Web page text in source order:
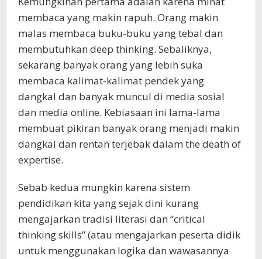
membaca yang makin rapuh. Orang makin
malas membaca buku-buku yang tebal dan
membutuhkan deep thinking. Sebaliknya,
sekarang banyak orang yang lebih suka
membaca kalimat-kalimat pendek yang
dangkal dan banyak muncul di media sosial
dan media online. Kebiasaan ini lama-lama
membuat pikiran banyak orang menjadi makin
dangkal dan rentan terjebak dalam the death of
expertise.
Sebab kedua mungkin karena sistem
pendidikan kita yang sejak dini kurang
mengajarkan tradisi literasi dan “critical
thinking skills” (atau mengajarkan peserta didik
untuk menggunakan logika dan wawasannya